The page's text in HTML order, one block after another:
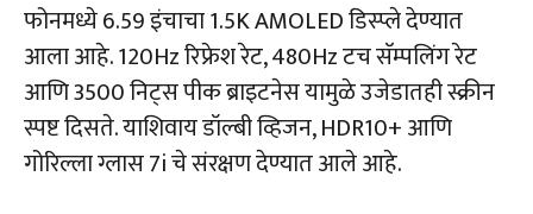
फोनमध्ये 6.59 इंचाचा 1.5K AMOLED डिस्प्ले देण्यात
आला आहे. 120Hz रिफ्रेश रेट, 480Hz टच सॅम्पलिंग रेट
आणि 3500 निट्स पीक ब्राइटनेस यामुळे उजेडातही स्क्रीन
स्पष्ट दिसते. याशिवाय डॉल्बी व्हिजन, HDR10+ आणि
गोरिल्ला ग्लास 7i चे संरक्षण देण्यात आले आहे.